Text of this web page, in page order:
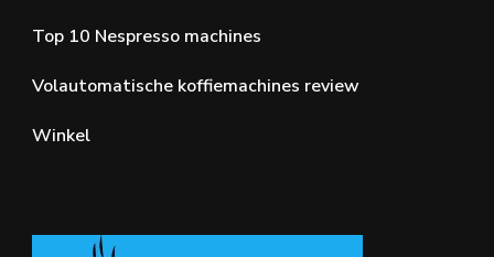
Top 10 Nespresso machines
Volautomatische koffiemachines review
Winkel